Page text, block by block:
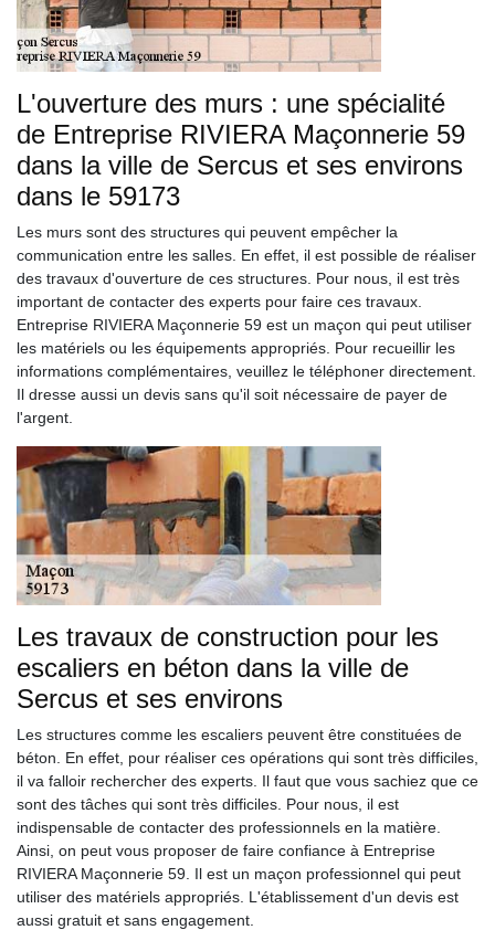
L'ouverture des murs : une spécialité
de Entreprise RIVIERA Maçonnerie 59
dans la ville de Sercus et ses environs
dans le 59173
Les murs sont des structures qui peuvent empêcher la
communication entre les salles. En effet, il est possible de réaliser
des travaux d'ouverture de ces structures. Pour nous, il est très
important de contacter des experts pour faire ces travaux.
Entreprise RIVIERA Maçonnerie 59 est un maçon qui peut utiliser
les matériels ou les équipements appropriés. Pour recueillir les
informations complémentaires, veuillez le téléphoner directement.
Il dresse aussi un devis sans qu'il soit nécessaire de payer de
l'argent.
Les travaux de construction pour les
escaliers en béton dans la ville de
Sercus et ses environs
Les structures comme les escaliers peuvent être constituées de
béton. En effet, pour réaliser ces opérations qui sont très difficiles,
il va falloir rechercher des experts. Il faut que vous sachiez que ce
sont des tâches qui sont très difficiles. Pour nous, il est
indispensable de contacter des professionnels en la matière.
Ainsi, on peut vous proposer de faire confiance à Entreprise
RIVIERA Maçonnerie 59. Il est un maçon professionnel qui peut
utiliser des matériels appropriés. L'établissement d'un devis est
aussi gratuit et sans engagement.